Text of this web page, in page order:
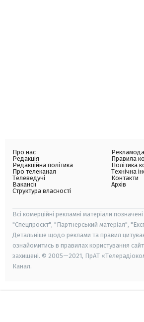
Про нас
Редакція
Редакційна політика
Про телеканал
Телеведучі
Вакансії
Структура власності
Правила
Політика
Технічна
Контакти
Архів
Всі комерційні рекламні матеріали
"Спецпроєкт", "Партнерський матеріал",
Детальніше щодо реклами та правил
ознайомитись в правилах користування
захищені. © 2005—2021, ПрАТ
Канал.